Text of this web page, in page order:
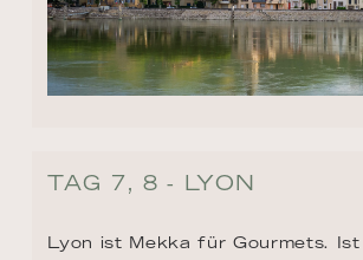
TAG 7, 8 - LYON
Lyon ist Mekka für Gourmets.